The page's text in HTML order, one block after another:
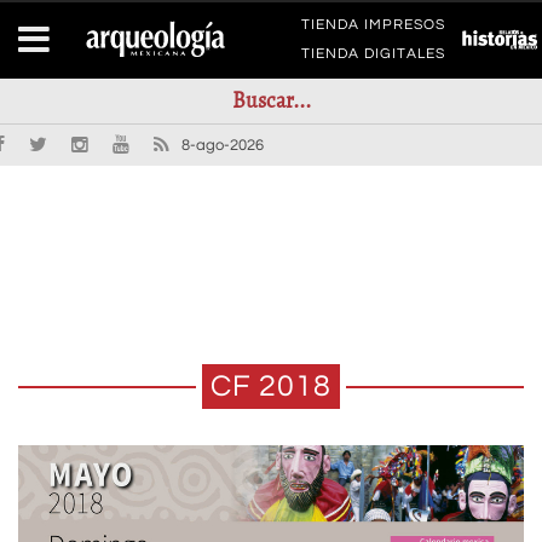
TIENDA IMPRESOS
TIENDA DIGITALES
8-ago-2026
CF 2018